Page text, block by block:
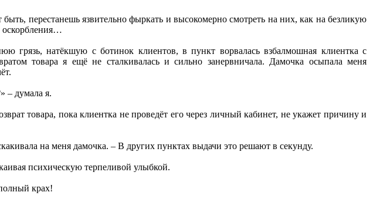
перестанешь язвительно фыркать и высокомерно смотреть на них, как на безликую
оскорбления…
грязь, натёкшую с ботинок клиентов, в пункт ворвалась взбалмошная клиентка с
товара я ещё не сталкивалась и сильно занервничала. Дамочка осыпала меня
– думала я.
товара, пока клиентка не проведёт его через личный кабинет, не укажет причину и
на меня дамочка. – В других пунктах выдачи это решают в секунду.
психическую терпеливой улыбкой.
крах!